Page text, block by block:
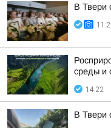
В Твери
среды и
14:22
В Твери